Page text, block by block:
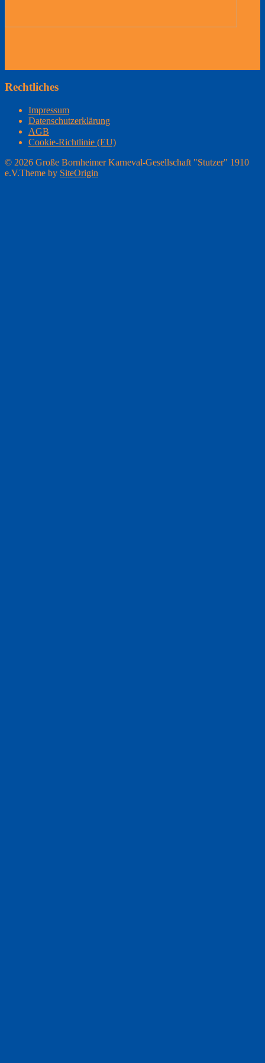
Rechtliches
Impressum
Datenschutzerklärung
AGB
Cookie-Richtlinie (EU)
© 2026 Große Bornheimer Karneval-Gesellschaft "Stutzer" 1910
e.V.Theme by SiteOrigin